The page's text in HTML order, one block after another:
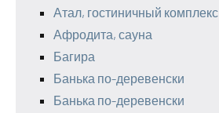
Атал, гостиничный комплекс
Афродита, сауна
Багира
Банька по-деревенски
Банька по-деревенски